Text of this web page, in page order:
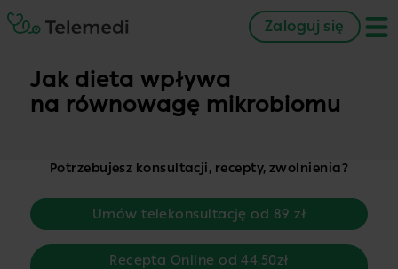
Zaloguj się
Jak dieta wpływa
na równowagę mikrobiomu
Potrzebujesz konsultacji, recepty, zwolnienia?
Umów telekonsultację od 89 zł
Recepta Online od 44,50zł